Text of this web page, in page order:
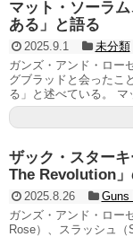
マット・ソーラ
ある」と語る
2025.9.1
未分類
ガンズ・アンド・ロー
グブラッドと会ったこ
る」と述べている。 マ
ザック・スター
The Revolution
2025.8.26
Guns
ガンズ・アンド・ロー
Rose）、スラッシュ